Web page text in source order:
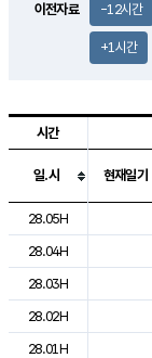
이전자료 -12시간
+1시간
도시별 기상실황표
시간
일.시 현재일기
28.05H
28.04H
28.03H
28.02H
28.01H